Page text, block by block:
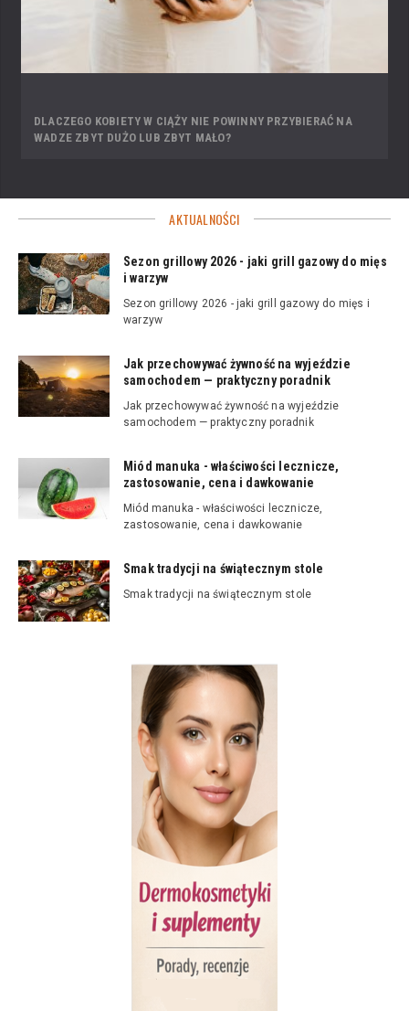
DLACZEGO KOBIETY W CIĄŻY NIE POWINNY PRZYBIERAĆ NA
WADZE ZBYT DUŻO LUB ZBYT MAŁO?
AKTUALNOŚCI
Sezon grillowy 2026 - jaki grill gazowy do mięs
i warzyw
Sezon grillowy 2026 - jaki grill gazowy do mięs i
warzyw
Jak przechowywać żywność na wyjeździe
samochodem — praktyczny poradnik
Jak przechowywać żywność na wyjeździe
samochodem — praktyczny poradnik
Miód manuka - właściwości lecznicze,
zastosowanie, cena i dawkowanie
Miód manuka - właściwości lecznicze,
zastosowanie, cena i dawkowanie
Smak tradycji na świątecznym stole
Smak tradycji na świątecznym stole